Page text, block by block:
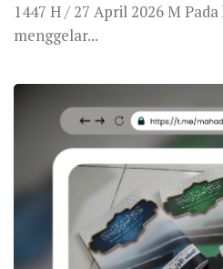
1447 H / 27 April 2026 M
menggelar...